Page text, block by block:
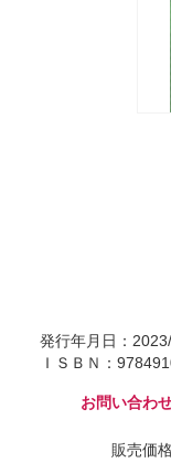
発行年月日：
ＩＳＢＮ：
お問い合わ
販売価